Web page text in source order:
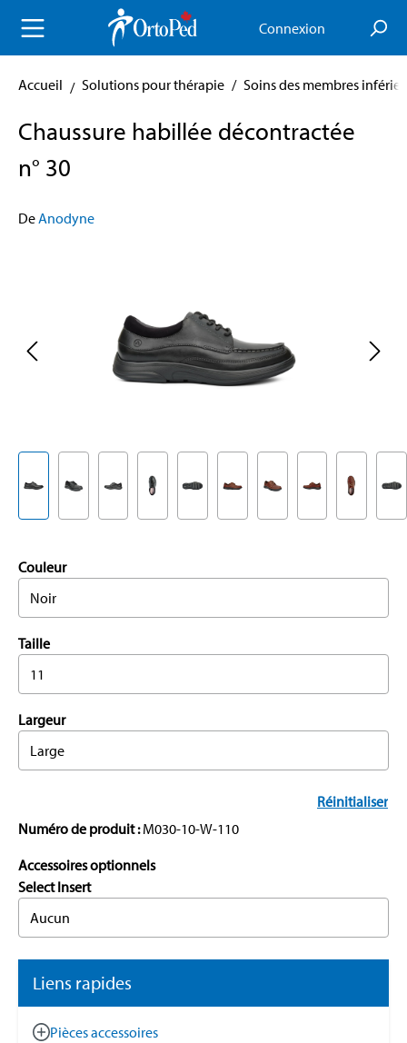
principal Connexion
Accueil Solutions pour thérapie / Soins des membres
Chaussure habillée décontractée
n° 30
DeAnodyne
Couleur
Noir
Taille
11
Largeur
Large
Réinitialiser
Numéro de produit :M030-10-W-110
Accessoires optionnels
Select Insert
Aucun
Liens rapides
Pièces accessoires